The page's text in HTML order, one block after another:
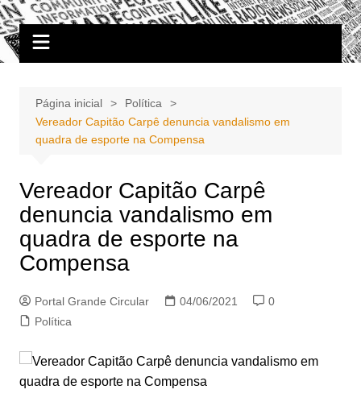
Ir
paraPortal Grande Circular
A zona Leste se encontra aqui!
Página inicial
Política
Vereador Capitão Carpê denuncia vandalismo em
quadra de esporte na Compensa
Vereador Capitão Carpê
denuncia vandalismo em
quadra de esporte na
Compensa
Portal Grande Circular 04/06/2021
0
Política